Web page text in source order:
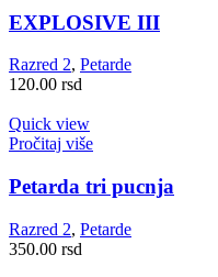
EXPLOSIVE III
Razred 2, Petarde
120.00 rsd
Quick view
Pročitaj više
Petarda tri pucnja
Razred 2, Petarde
350.00 rsd